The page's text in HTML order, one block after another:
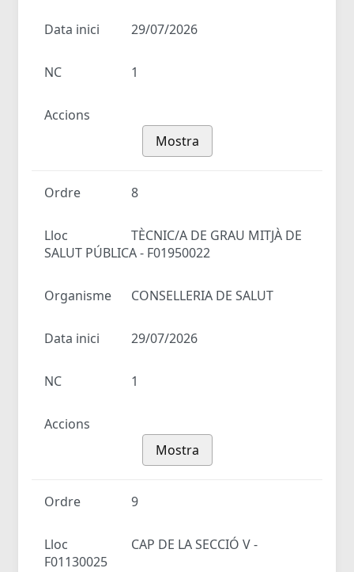
Data inici 29/07/2026
NC 1
Accions
Mostra
Ordre 8
Lloc
TÈCNIC/A DE GRAU MITJÀ DE
SALUT PÚBLICA - F01950022
Organisme CONSELLERIA DE SALUT
Data inici 29/07/2026
NC 1
Accions
Mostra
Ordre 9
Lloc
CAP DE LA SECCIÓ V -
F01130025